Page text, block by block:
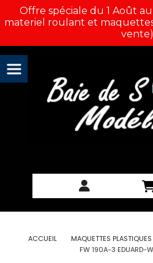
Offre spéciale du 1 Août
materiel roulant et
vente)
ACCUEIL MAQUETTES PLASTIQUES
FW 190A-3 EDUARD-
Panneau de gestion des cookies